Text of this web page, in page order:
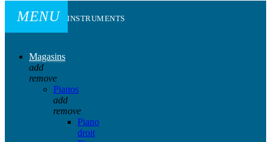
MENU INSTRUMENTS
Magasins
add
remove
Pianos
add
remove
Piano
droit